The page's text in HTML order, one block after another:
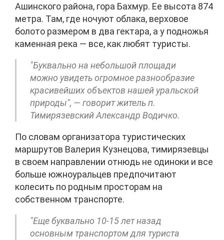
Ашинского района, гора Бахмур. Ее высота 874
метра. Там, где ночуют облака, верховое
болото размером в два гектара, а у подножья
каменная река — все, как любят туристы.
"Буквально на небольшой площади
можно увидеть огромное разнообразие
красивейших объектов нашей уральской
природы", — говорит житель п.
Тимирязевский Александр Водичко.
По словам организатора туристических
маршрутов Валерия Кузнецова, тимирязевцы
в своем направлении отнюдь не одиноки и все
больше южноуральцев предпочитают
колесить по родным просторам на
собственном транспорте.
"Еще буквально 10-15 лет назад
основным транспортом для туриста